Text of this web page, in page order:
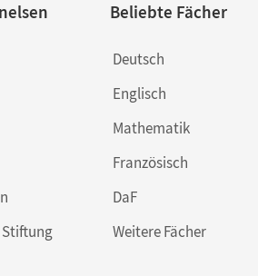
Stiftung
Beliebte Fächer
Deutsch
Englisch
Mathematik
Französisch
DaF
Weitere Fächer